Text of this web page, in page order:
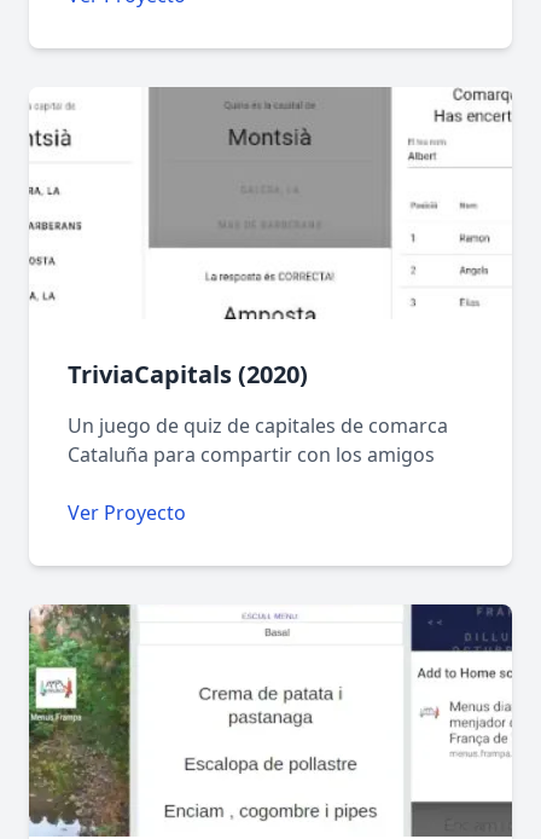
TriviaCapitals (2020)
Un juego de quiz de capitales de comarca
Cataluña para compartir con los amigos
Ver Proyecto